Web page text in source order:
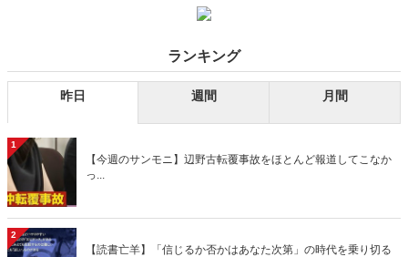
ランキング
昨日 週間 月間
1
【今週のサンモニ】辺野古転覆事故をほとんど報道してこなか
っ...
2
【読書亡羊】「信じるか否かはあなた次第」の時代を乗り切る